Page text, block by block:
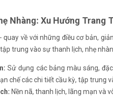
Nhàng: Xu Hướng Trang
quay về với những điều cơ bản,
trung vào sự thanh lịch, nhẹ
Sử dụng các bảng màu sáng,
chế các chi tiết cầu kỳ, tập trung
Nền nã, thanh lịch, lãng mạn và